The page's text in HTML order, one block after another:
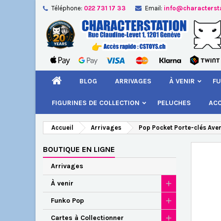
Téléphone: 022 731 17 33 Email:
BLOG ARRIVAGES À VENIR
FIGURINES DE COLLECTION PELUCHES
Accueil Arrivages Pop Pocket Porte-clés
BOUTIQUE EN LIGNE
Arrivages
À venir
Funko Pop
Cartes à Collectionner